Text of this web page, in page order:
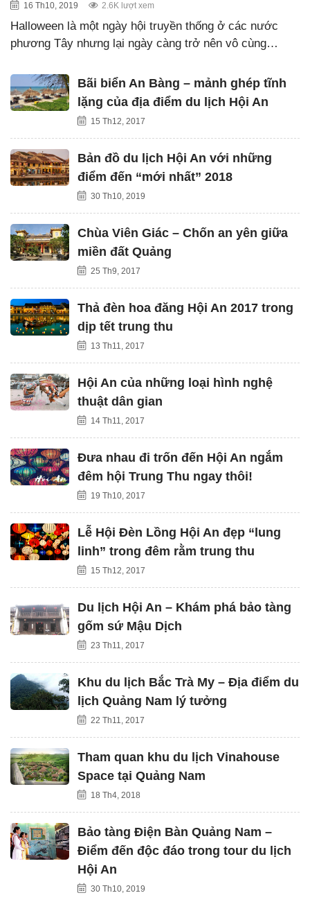
16 Th10, 2019 2.6K lượt xem
Halloween là một ngày hội truyền thống ở các nước
phương Tây nhưng lại ngày càng trở nên vô cùng…
Bãi biển An Bàng – mảnh ghép tĩnh
lặng của địa điểm du lịch Hội An
15 Th12, 2017
Bản đồ du lịch Hội An với những
điểm đến “mới nhất” 2018
30 Th10, 2019
Chùa Viên Giác – Chốn an yên giữa
miền đất Quảng
25 Th9, 2017
Thả đèn hoa đăng Hội An 2017 trong
dịp tết trung thu
13 Th11, 2017
Hội An của những loại hình nghệ
thuật dân gian
14 Th11, 2017
Đưa nhau đi trốn đến Hội An ngắm
đêm hội Trung Thu ngay thôi!
19 Th10, 2017
Lễ Hội Đèn Lồng Hội An đẹp “lung
linh” trong đêm rằm trung thu
15 Th12, 2017
Du lịch Hội An – Khám phá bảo tàng
gốm sứ Mậu Dịch
23 Th11, 2017
Khu du lịch Bắc Trà My – Địa điểm du
lịch Quảng Nam lý tưởng
22 Th11, 2017
Tham quan khu du lịch Vinahouse
Space tại Quảng Nam
18 Th4, 2018
Bảo tàng Điện Bàn Quảng Nam –
Điểm đến độc đáo trong tour du lịch
Hội An
30 Th10, 2019